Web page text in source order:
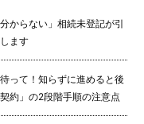
からない」相続未登記が引
ます
って！知らずに進めると後
約」の2段階手順の注意点